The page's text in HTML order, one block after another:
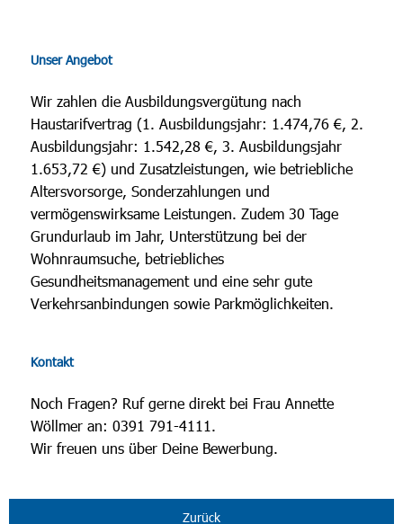
Unser Angebot
Wir zahlen die Ausbildungsvergütung nach
Haustarifvertrag (1. Ausbildungsjahr: 1.474,76 €, 2.
Ausbildungsjahr: 1.542,28 €, 3. Ausbildungsjahr
1.653,72 €) und Zusatzleistungen, wie betriebliche
Altersvorsorge, Sonderzahlungen und
vermögenswirksame Leistungen. Zudem 30 Tage
Grundurlaub im Jahr, Unterstützung bei der
Wohnraumsuche, betriebliches
Gesundheitsmanagement und eine sehr gute
Verkehrsanbindungen sowie Parkmöglichkeiten.
Kontakt
Noch Fragen? Ruf gerne direkt bei Frau Annette
Wöllmer an: 0391 791-4111.
Wir freuen uns über Deine Bewerbung.
Zurück